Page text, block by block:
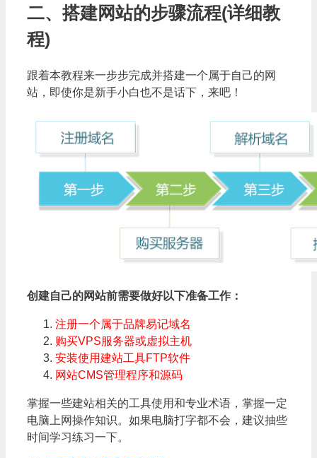
二、搭建网站的步骤流程(详细教
程)
跟着本教程来一步步完成并搭建一个属于自己的网
站，即使你是新手小白也不是话下，来吧！
创建自己的网站前需要做好以下准备工作：
注册一个属于品牌易记域名
购买VPS服务器或虚拟主机
安装使用建站工具FTP软件
网站CMS管理程序和源码
掌握一些建站相关的工具使用和专业术语，掌握一定
电脑上网操作知识。如果电脑打字都不会，建议抽些
时间学习练习一下。